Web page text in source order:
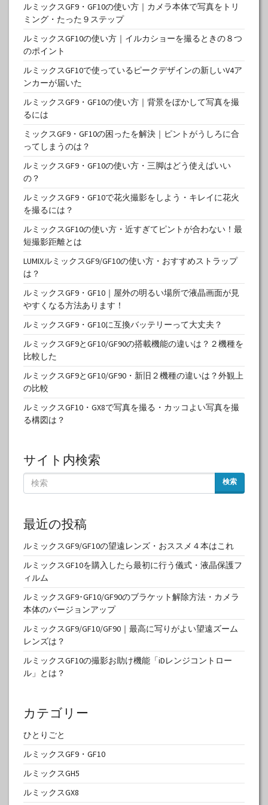
ルミックスGF9・GF10の使い方｜カメラ本体で写真をトリ
ミング・たった９ステップ
ルミックスGF10の使い方｜イルカショーを撮るときの８つ
のポイント
ルミックスGF10で使っているピークデザインの新しいV4ア
ンカーが届いた
ルミックスGF9・GF10の使い方｜背景をぼかして写真を撮
るには
ミックスGF9・GF10の困ったを解決｜ピントがうしろに合
ってしまうのは？
ルミックスGF9・GF10の使い方・三脚はどう使えばいい
の？
ルミックスGF9・GF10で花火撮影をしよう・キレイに花火
を撮るには？
ルミックスGF10の使い方・近すぎてピントが合わない！最
短撮影距離とは
LUMIXルミックスGF9/GF10の使い方・おすすめストラップ
は？
ルミックスGF9・GF10｜屋外の明るい場所で液晶画面が見
やすくなる方法あります！
ルミックスGF9・GF10に互換バッテリーって大丈夫？
ルミックスGF9とGF10/GF90の搭載機能の違いは？２機種を
比較した
ルミックスGF9とGF10/GF90・新旧２機種の違いは？外観上
の比較
ルミックスGF10・GX8で写真を撮る・カッコよい写真を撮
る構図は？
サイト内検索
検索
最近の投稿
ルミックスGF9/GF10の望遠レンズ・おススメ４本はこれ
ルミックスGF10を購入したら最初に行う儀式・液晶保護フ
ィルム
ルミックスGF9･GF10/GF90のブラケット解除方法・カメラ
本体のバージョンアップ
ルミックスGF9/GF10/GF90｜最高に写りがよい望遠ズーム
レンズは？
ルミックスGF10の撮影お助け機能「iDレンジコントロー
ル」とは？
カテゴリー
ひとりごと
ルミックスGF9・GF10
ルミックスGH5
ルミックスGX8